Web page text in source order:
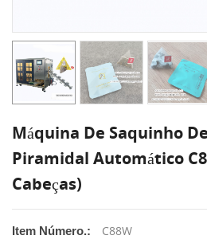
Máquina De Saquinho
Piramidal Automático
Cabeças)
Item Número.: C88W